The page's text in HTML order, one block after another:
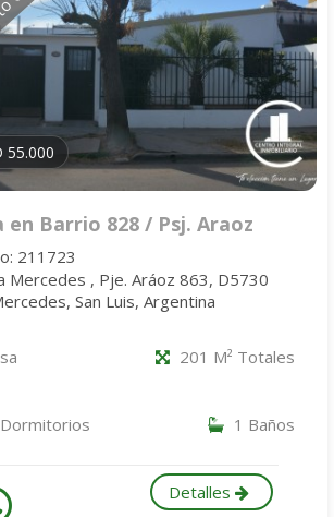
55.000
en Barrio 828 / Psj. Araoz
211723
Mercedes , Pje. Aráoz 863, D5730
San Luis, Argentina
201 M² Totales
1 Baños
Detalles